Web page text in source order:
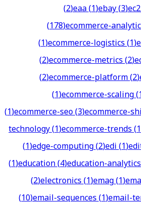
(2)eaa(1)ebay(3)ec2
(178)ecommerce-
(1)ecommerce-logistics(1)
(2)ecommerce-metrics(2)
(2)ecommerce-platform(2)
(1)ecommerce-scaling(
(1)ecommerce-seo(3)ecommerce-
technology(1)ecommerce-trends(1
(1)edge-computing(2)edi(1)
(1)education(4)education-analytics
(2)electronics(1)emag(1)
(10)email-sequences(1)email-